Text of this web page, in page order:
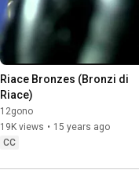
Riace Bronzes (Bronzi di
Riace)
12gono
19K views • 15 years ago
CC